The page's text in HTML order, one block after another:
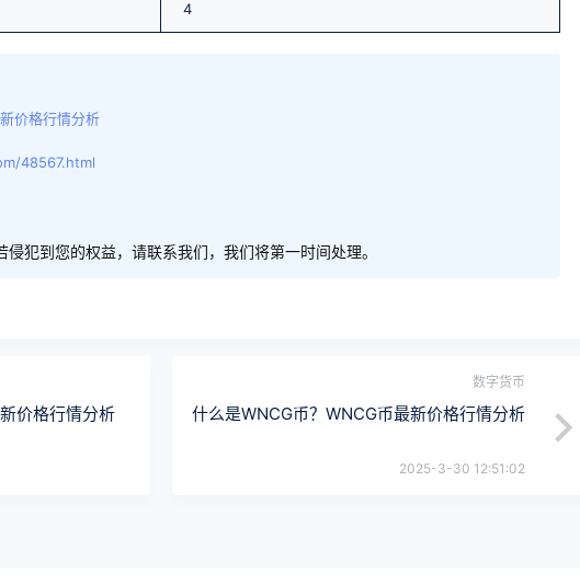
4
价格行情分析
48567.html
犯到您的权益，请联系我们，我们将第一时间处理。
价格行情分析
数字货币
什么是WNCG币？WNCG币最新价格行情分析
2025-3-30 12:51:02